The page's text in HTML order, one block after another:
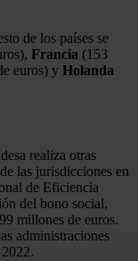
de los países se
Francia (153
euros) y Holanda
realiza otras
las jurisdicciones en
de Eficiencia
del bono social,
millones de euros.
administraciones